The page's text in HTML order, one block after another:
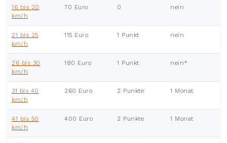
16 bis 20
km/h
70 Euro 0 nein
21 bis 25
km/h
115 Euro 1 Punkt nein
26 bis 30
km/h
180 Euro 1 Punkt nein*
31 bis 40
km/h
260 Euro 2 Punkte 1 Monat
41 bis 50
km/h
400 Euro 2 Punkte 1 Monat